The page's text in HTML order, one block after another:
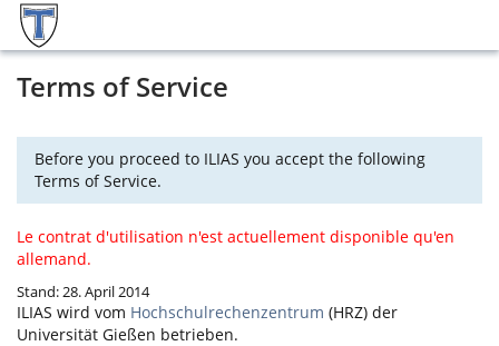
Terms of Service
Before you proceed to ILIAS you accept the following
Terms of Service.
Le contrat d'utilisation n'est actuellement disponible qu'en
allemand.
Stand: 28. April 2014
ILIAS wird vom Hochschulrechenzentrum (HRZ) der
Universität Gießen betrieben.